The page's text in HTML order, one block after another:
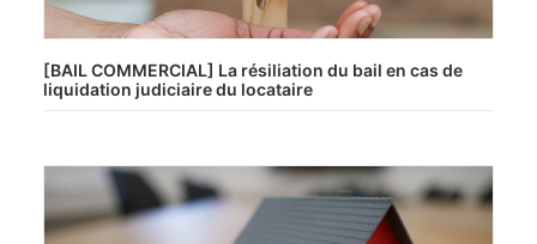
[BAIL COMMERCIAL] La résiliation du bail en cas de
liquidation judiciaire du locataire